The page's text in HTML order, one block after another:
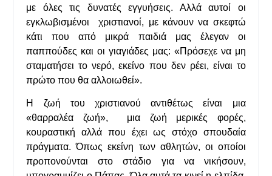
με όλες τις δυνατές εγγυήσεις. Αλλά αυτοί οι
εγκλωβισμένοι χριστιανοί, με κάνουν να σκεφτώ
κάτι που από μικρά παιδιά μας έλεγαν οι
παππούδες και οι γιαγιάδες μας: «Πρόσεχε να μη
σταματήσει το νερό, εκείνο που δεν ρέει, είναι το
πρώτο που θα αλλοιωθεί».
Η ζωή του χριστιανού αντιθέτως είναι μια
«θαρραλέα ζωή», μια ζωή μερικές φορές,
κουραστική αλλά που έχει ως στόχο σπουδαία
πράγματα. Όπως εκείνη των αθλητών, οι οποίοι
προπονούνται στο στάδιο για να νικήσουν,